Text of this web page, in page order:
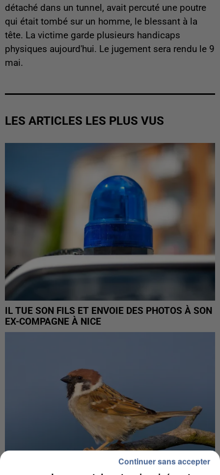
détaché dans un tunnel, avait percuté une poutre
qui était tombé sur un homme, le blessant à la
tête. La victime garde plusieurs handicaps
physiques aujourd'hui. Le jugement sera rendu le 9
mai.
LES ARTICLES LES PLUS VUS
IL TUE SON FILS ET ENVOIE DES PHOTOS À SON
EX-COMPAGNE À NICE
Continuer sans accepter